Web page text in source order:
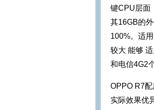
键CPU层面
其16GB的
100%。适
较大 能够
和电信4G2
OPPO R7
实际效果优